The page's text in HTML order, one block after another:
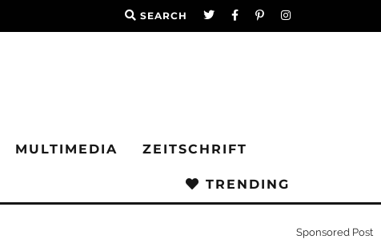
SEARCH
MULTIMEDIA ZEITSCHRIFT
TRENDING
Sponsored Post